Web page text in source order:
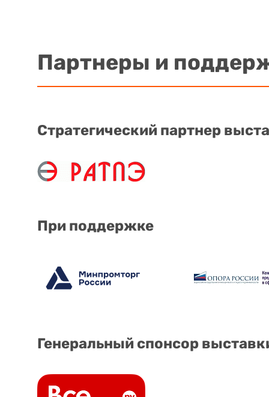
Партнеры и
Стратегический партнер
При поддержке
Генеральный спонсор